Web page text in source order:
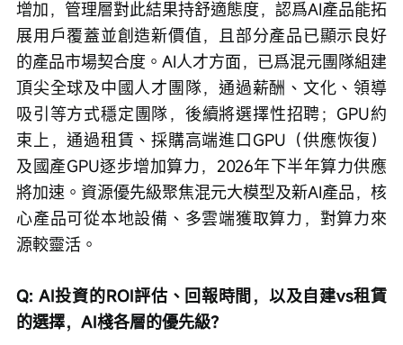
增加，管理層對此結果持舒適態度，認爲AI產品能拓
展用戶覆蓋並創造新價值，且部分產品已顯示良好
的產品市場契合度。AI人才方面，已爲混元團隊組建
頂尖全球及中國人才團隊，通過薪酬、文化、領導
吸引等方式穩定團隊，後續將選擇性招聘；GPU約
束上，通過租賃、採購高端進口GPU（供應恢復）
及國產GPU逐步增加算力，2026年下半年算力供應
將加速。資源優先級聚焦混元大模型及新AI產品，核
心產品可從本地設備、多雲端獲取算力，對算力來
源較靈活。
Q: AI投資的ROI評估、回報時間，以及自建vs租賃
的選擇，AI棧各層的優先級？